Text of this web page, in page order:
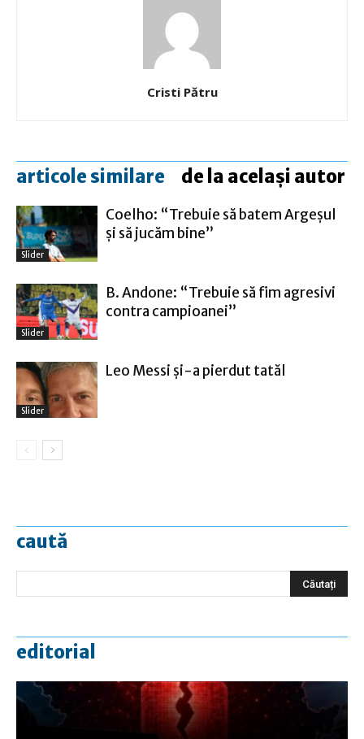
Cristi Pătru
articole similare de la același autor
Slider
Coelho: “Trebuie să batem Argeşul
şi să jucăm bine”
Slider
B. Andone: “Trebuie să fim agresivi
contra campioanei”
Slider
Leo Messi şi-a pierdut tatăl
caută
editorial